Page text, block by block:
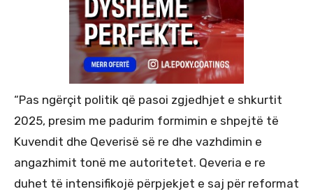
“Pas ngërçit politik që pasoi zgjedhjet e shkurtit
2025, presim me padurim formimin e shpejtë të
Kuvendit dhe Qeverisë së re dhe vazhdimin e
angazhimit tonë me autoritetet. Qeveria e re
duhet të intensifikojë përpjekjet e saj për reformat